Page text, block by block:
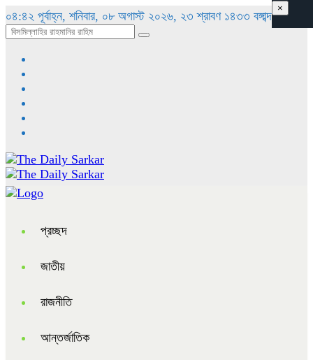
০৪:৪২ পূর্বাহ্ন, শনিবার, ০৮ অগাস্ট ২০২৬, ২৩ শ্রাবণ ১৪৩৩ বঙ্গাব্দ
প্রচ্ছদ
জাতীয়
রাজনীতি
আন্তর্জাতিক
×